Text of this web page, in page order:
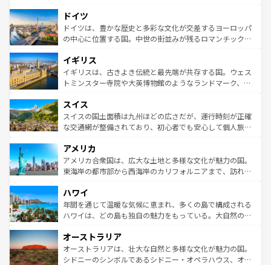
せる。地方によって風土や気候が異なるスペインはその個
性で訪れる人を魅了する。 なお、新着のスペイン情報は コ
ンテンツ一覧を参照してほしい。
で、幅広い魅力が詰まっている。華麗な宮殿、歴史的な大
聖堂、美しいビーチ、そして豊かな自然が、訪れる者を心
から魅了する。また、フランスは美食の国としても知ら
いる。シャンパンの発祥地であるランス、プロヴァンスの
香り高いラベンダー畑など、多彩な楽しみ方が可能だ。さ
らに、パリ以外の地域にも魅力が溢れており、どの街角に
れる地方に足を運ぶとそれぞれで全く異なる文化を体験で
きるだろう。 なお、新着のフランス情報はコンテンツ一覧
を参照してほしい。
ドイツ
ドイツは、豊かな歴史と多彩な文化が交差するヨーロッパ
の中心に位置する国。中世の街並みが残るロマンチック街
顔を持つこの国は、どこを歩いても飽きることがない。ベ
ルリンの文化的活気、バイエルン州のアルプスの絶景、そ
してライン川沿いのワイン畑といった風景は必見。ビール
は、お酒好きな人にはぜひ体験してほしい。 なお、新着の
ドイツ情報はコンテンツ一覧を参照してほしい。
イギリス
イギリスは、古きよき伝統と最先端が共存する国。ウェス
トミンスター寺院や大英博物館のようなランドマーク、歴
リアごとに異なる魅力がある。また、優雅なアフタヌーン
ティー、ビール好きにはたまらない英国パブ、サッカー観
戦など、本場だからこそできる体験も豊富。イギリスを旅
ンツ一覧を参照してほしい。
スイス
スイスの国土面積は九州ほどの広さだが、運行時刻が正確
な交通網が整備されており、初心者でも安心して個人旅行
の建物がそのまま残る町や、スイスならではのユニークな
博物館もあり、アルプス観光だけでなく町歩きも満喫する
ことができる。国民の所得が高いため物価も高いが、旅行
ば市内交通費無料で観光を楽しむこともできる。 なお、新
着のスイス情報はコンテンツ一覧 を参照してほしい。
アメリカ
アメリカ合衆国は、広大な土地と多様な文化が魅力の国。
東海岸の都市部から西海岸のカリフォルニアまで、訪れる
のような巨大都市は、観光、ショッピング、エンターテイ
ンメントが詰まった刺激的なスポットだ。一方、アメリカ
西部には大自然が広がり、グランドキャニオンやイエロー
部のニューオーリンズでは、音楽と美食が融合した独特の
文化が魅力。旅行者はアメリカの各地域で異なる魅力を楽
しみながら、その多様性と豊かな歴史を感じることができ
ハワイ
年間を通じて温暖な気候に恵まれ、多くの島で構成される
ハワイは、どの島も独自の魅力をもっている。大自然の神
ワイ島は見逃せない。また、定番の観光地といえばオアフ
島だが、静かな自然を求めるならマウイ島やカウアイ島が
おすすめ。エメラルドグリーンに輝く海をはじめ、豊かな
オーストラリア
オーストラリアは、壮大な自然と多様な文化が魅力の国。
シドニーのシンボルであるシドニー・オペラハウス、オー